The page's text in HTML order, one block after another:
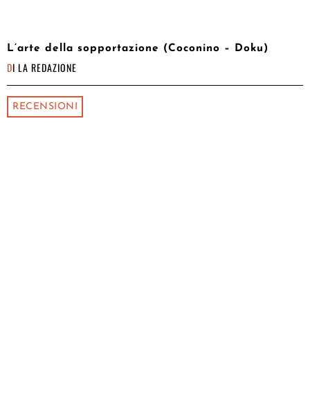
L’arte della sopportazione (Coconino – Doku)
DI LA REDAZIONE
RECENSIONI